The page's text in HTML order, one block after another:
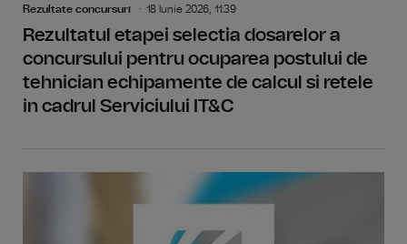
Rezultate concursuri 18 Iunie 2026, 11:39
Rezultatul etapei selectia dosarelor a
concursului pentru ocuparea postului de
tehnician echipamente de calcul si retele
in cadrul Serviciului IT&C